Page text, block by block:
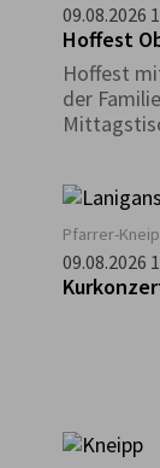
09.08.2026
Hoffest
Hoffest
der
Pfarrer-
09.08.2026